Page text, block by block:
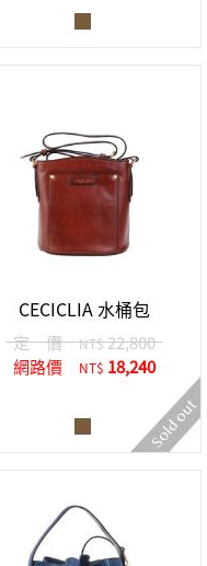
CECICLIA 水桶包
定 價 NT$22,800
網路價
NT$ 18,240